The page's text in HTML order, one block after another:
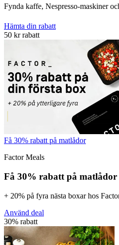
Fynda kaffe, Nespresso-maskiner
Hämta din rabatt
50 kr rabatt
Få 30% rabatt på matlådor
Factor Meals
Få 30% rabatt på matlådor
+ 20% på fyra nästa boxar hos
Använd deal
30% rabatt